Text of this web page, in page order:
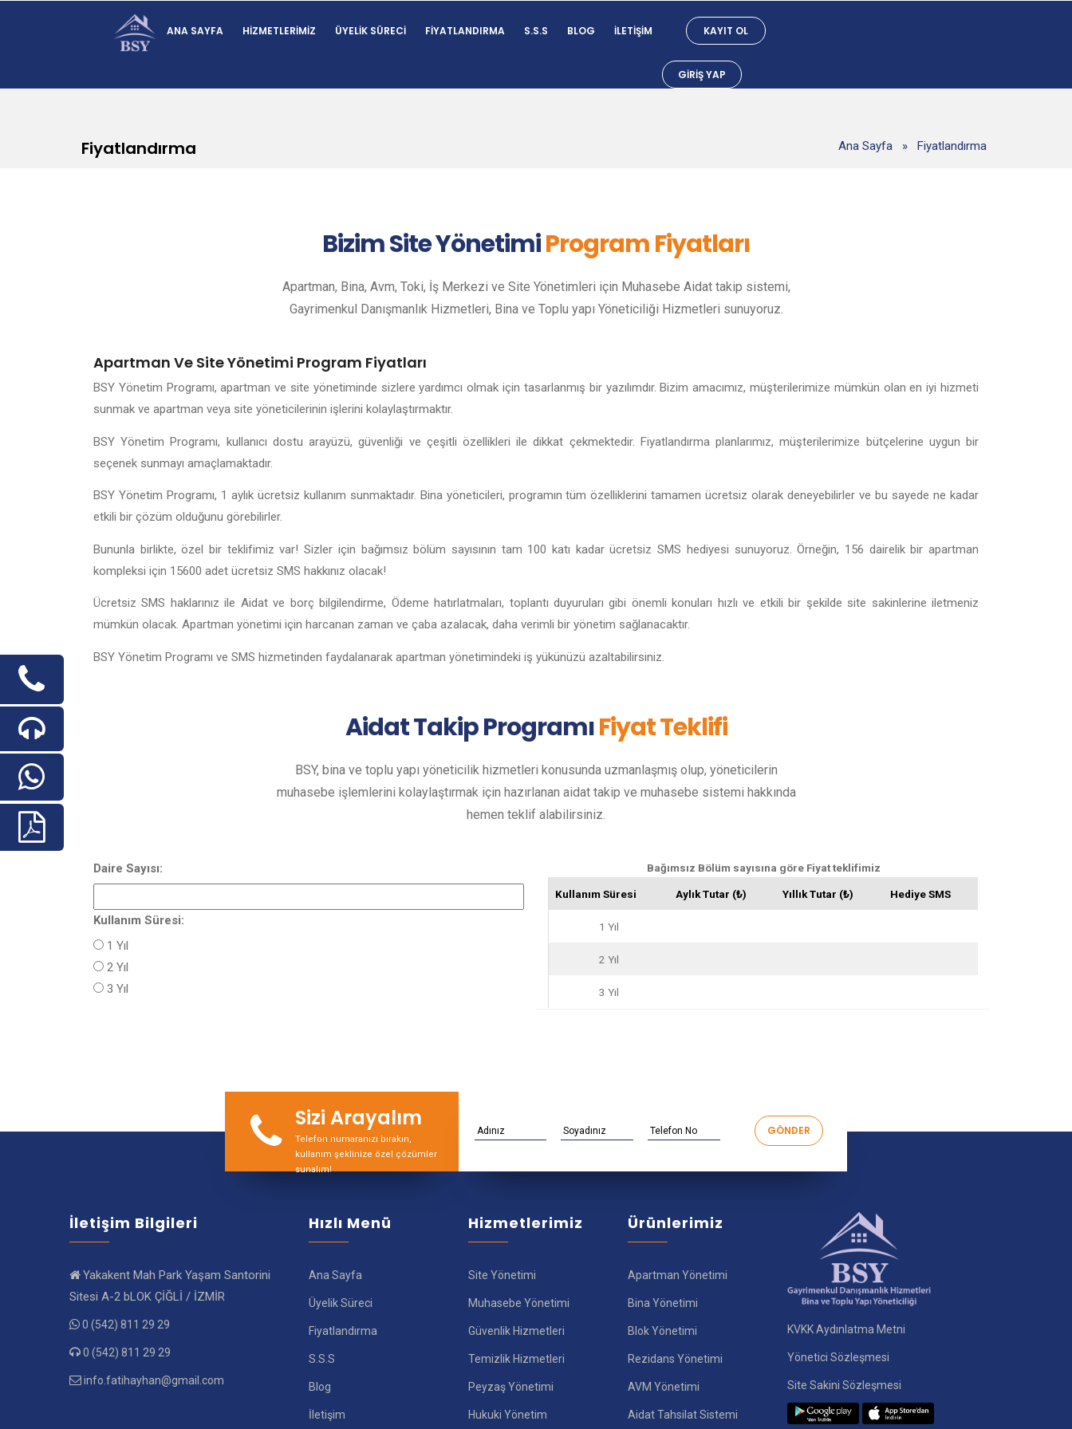
ANA SAYFA HIZMETLERIMIZ ÜYELIK SÜRECI FIYATLANDIRMA S.S.S BLOG İLETIŞIM KAYIT OL
GIRIŞ YAP
Fiyatlandırma Ana Sayfa » Fiyatlandırma
Bizim Site YönetimiProgram Fiyatları
Apartman, Bina, Avm, Toki, İş Merkezi ve Site Yönetimleri için Muhasebe Aidat takip sistemi,
Gayrimenkul Danışmanlık Hizmetleri, Bina ve Toplu yapı Yöneticiliği Hizmetleri sunuyoruz.
Apartman Ve Site Yönetimi Program Fiyatları
BSY Yönetim Programı, apartman ve site yönetiminde sizlere yardımcı olmak için tasarlanmış bir yazılımdır. Bizim amacımız, müşterilerimize mümkün olan en iyi hizmeti
sunmak ve apartman veya site yöneticilerinin işlerini kolaylaştırmaktır.
BSY Yönetim Programı, kullanıcı dostu arayüzü, güvenliği ve çeşitli özellikleri ile dikkat çekmektedir. Fiyatlandırma planlarımız, müşterilerimize bütçelerine uygun bir
seçenek sunmayı amaçlamaktadır.
BSY Yönetim Programı, 1 aylık ücretsiz kullanım sunmaktadır. Bina yöneticileri, programın tüm özelliklerini tamamen ücretsiz olarak deneyebilirler ve bu sayede ne kadar
etkili bir çözüm olduğunu görebilirler.
Bununla birlikte, özel bir teklifimiz var! Sizler için bağımsız bölüm sayısının tam 100 katı kadar ücretsiz SMS hediyesi sunuyoruz. Örneğin, 156 dairelik bir apartman
kompleksi için 15600 adet ücretsiz SMS hakkınız olacak!
Ücretsiz SMS haklarınız ile Aidat ve borç bilgilendirme, Ödeme hatırlatmaları, toplantı duyuruları gibi önemli konuları hızlı ve etkili bir şekilde site sakinlerine iletmeniz
mümkün olacak. Apartman yönetimi için harcanan zaman ve çaba azalacak, daha verimli bir yönetim sağlanacaktır.
BSY Yönetim Programı ve SMS hizmetinden faydalanarak apartman yönetimindeki iş yükünüzü azaltabilirsiniz.
Aidat Takip ProgramıFiyat Teklifi
BSY, bina ve toplu yapı yöneticilik hizmetleri konusunda uzmanlaşmış olup, yöneticilerin
muhasebe işlemlerini kolaylaştırmak için hazırlanan aidat takip ve muhasebe sistemi hakkında
hemen teklif alabilirsiniz.
Daire Sayısı:
Kullanım Süresi:
1 Yıl
2 Yıl
3 Yıl
Bağımsız Bölüm sayısına göre Fiyat teklifimiz
Kullanım Süresi Aylık Tutar (₺) Yıllık Tutar (₺) Hediye SMS
1 Yıl
2 Yıl
3 Yıl
Sizi Arayalım
Telefon numaranızı bırakın,
kullanım şeklinize özel çözümler
sunalım!
İletişim Bilgileri
Yakakent Mah Park Yaşam Santorini
Sitesi A-2 bLOK ÇİĞLİ / İZMİR
0 (542) 811 29 29
0 (542) 811 29 29
info.fatihayhan@gmail.com
Hızlı Menü
Ana Sayfa
Üyelik Süreci
Fiyatlandırma
S.S.S
Blog
İletişim
Hizmetlerimiz
Site Yönetimi
Muhasebe Yönetimi
Güvenlik Hizmetleri
Temizlik Hizmetleri
Peyzaş Yönetimi
Hukuki Yönetim
Ürünlerimiz
Apartman Yönetimi
Bina Yönetimi
Blok Yönetimi
Rezidans Yönetimi
AVM Yönetimi
Aidat Tahsilat Sistemi
KVKK Aydınlatma Metni
Yönetici Sözleşmesi
Site Sakini Sözleşmesi